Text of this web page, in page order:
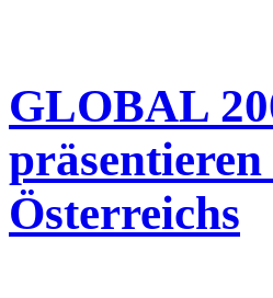
GLOBAL
Österreichs